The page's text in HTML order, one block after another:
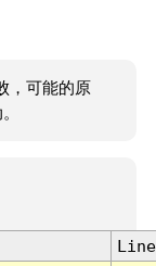
，可能的原
Line